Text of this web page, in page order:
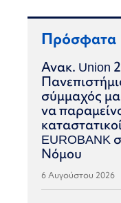
Πρόσφατα
Ανακ. Union
σύμμαχός
να
EUROBANK
Νόμου
6 Αυγούστου 2026